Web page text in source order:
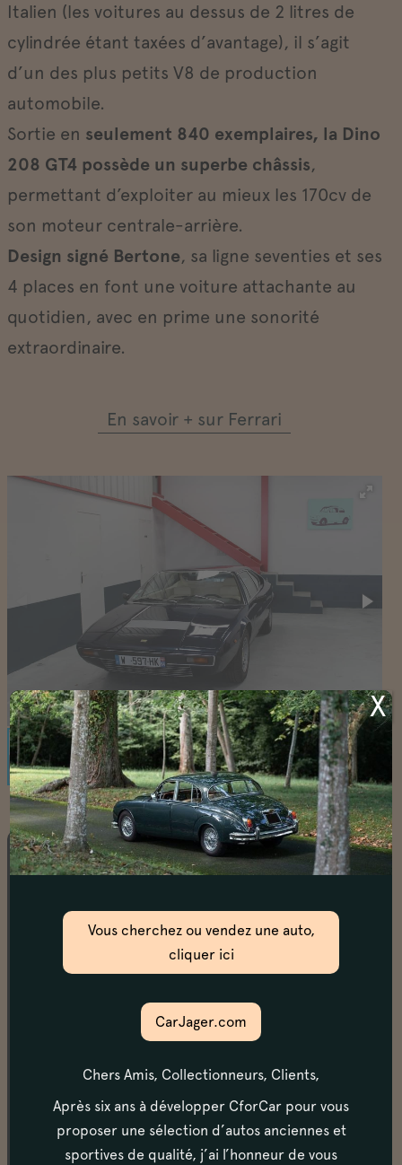
Italien (les voitures au dessus de 2 litres de
cylindrée étant taxées d’avantage), il s’agit
d’un des plus petits V8 de production
automobile.
Sortie en seulement 840 exemplaires, la Dino
208 GT4 possède un superbe châssis,
permettant d’exploiter au mieux les 170cv de
son moteur centrale-arrière.
Design signé Bertone, sa ligne seventies et ses
4 places en font une voiture attachante au
quotidien, avec en prime une sonorité
extraordinaire.
En savoir + sur Ferrari
Châssis
moteur, passages de roues et planchers sont en très
Moteur & transmission
La pression d’huile est dans les préconisations
prend bien ses tours dans un (superbe) bruit
caractéristique et possède un ralenti stable, sans
chauffer. Les démarrages sont aisés, à froid comme à
chaud. La boite de vitesses (1ère inversée) est très
Vous cherchez ou vendez une auto,
cliquer ici
CarJager.com
Chers Amis, Collectionneurs, Clients,
Après six ans à développer CforCar pour vous
proposer une sélection d’autos anciennes et
sportives de qualité, j’ai l’honneur de vous
X